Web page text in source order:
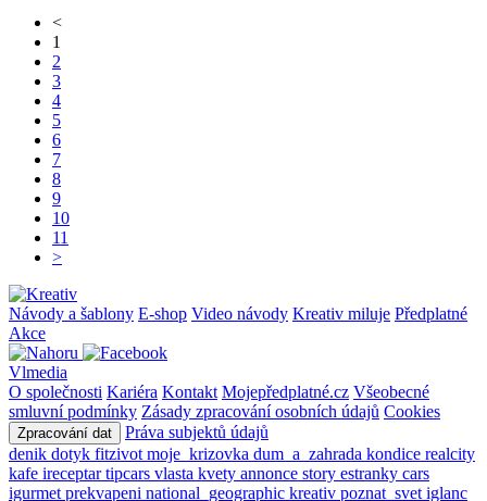
<
1
2
3
4
5
6
7
8
9
10
11
>
Návody a šablony E-shop Video návody Kreativ miluje Předplatné
Akce
Vlmedia
O společnosti Kariéra Kontakt Mojepředplatné.cz Všeobecné
smluvní podmínky Zásady zpracování osobních údajů Cookies
Zpracování dat
Práva subjektů údajů
denik dotyk fitzivot moje_krizovka dum_a_zahrada kondice realcity
kafe ireceptartipcars vlasta kvety annonce story estranky cars
igurmet prekvapeni national_geographic kreativ poznat_svet iglanc